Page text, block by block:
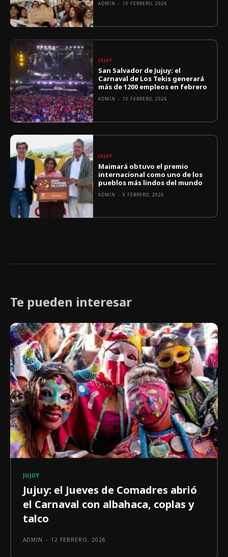
ADMIN - 10 FEBRERO, 2026
JUJUY
San Salvador de Jujuy: el
Carnaval de Los Tekis generará
más de 1200 empleos en febrero
ADMIN - 10 FEBRERO, 2026
JUJUY
Maimará obtuvo el premio
internacional como uno de los
pueblos más lindos del mundo
ADMIN - 9 FEBRERO, 2026
Te pueden interesar
JUJUY
Jujuy: el Jueves de Comadres abrió
el Carnaval con albahaca, coplas y
talco
ADMIN - 12 FEBRERO, 2026